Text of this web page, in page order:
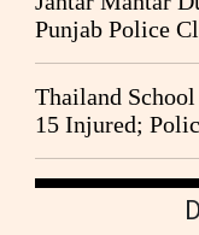
Punjab Police
Thailand
15 Injured;